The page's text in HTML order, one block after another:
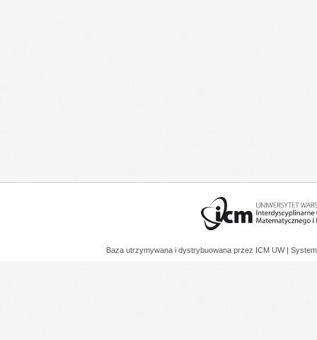
Baza utrzymywana i dystrybuowana przez ICM UW |